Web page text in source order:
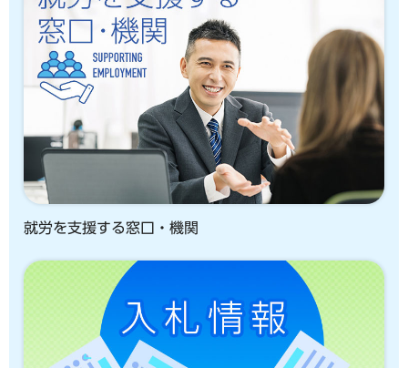
就労を支援する窓口・機関